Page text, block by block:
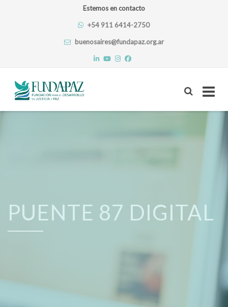
Estemos en contacto
+54 911 6414-2750
buenosaires@fundapaz.org.ar
Skip
PUENTE 87 DIGITAL